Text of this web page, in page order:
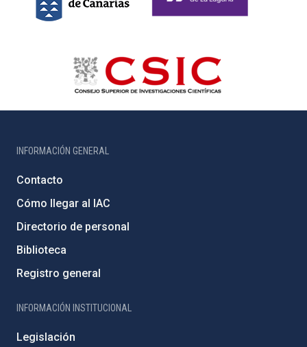
INFORMACIÓN GENERAL
Contacto
Cómo llegar al IAC
Directorio de personal
Biblioteca
Registro general
INFORMACIÓN INSTITUCIONAL
Legislación